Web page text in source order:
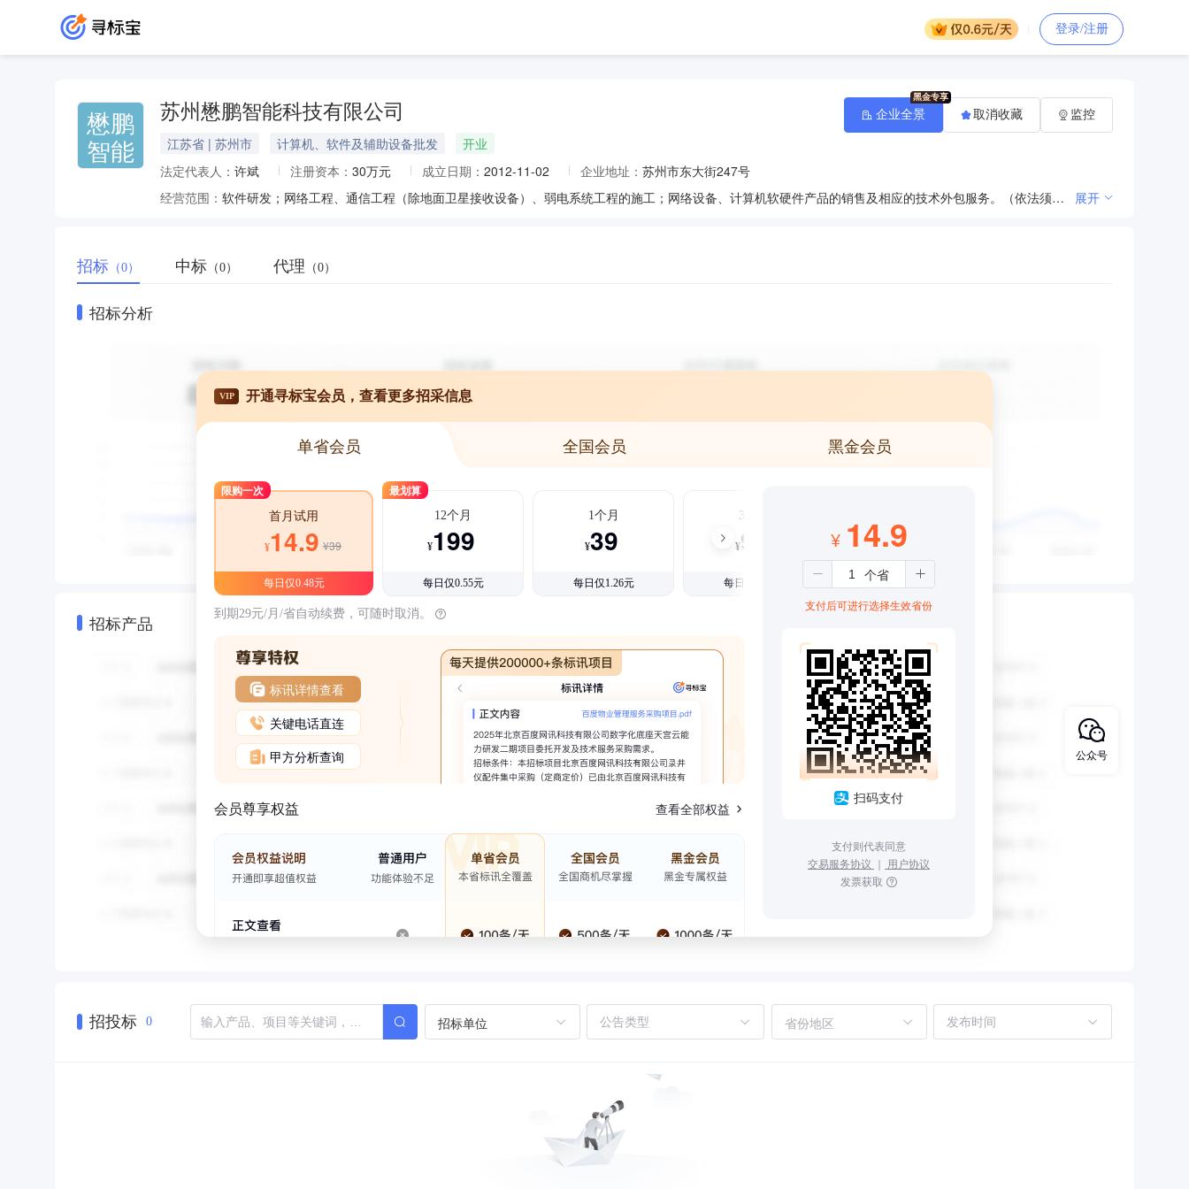
登录/注册
懋鹏
智能
苏州懋鹏智能科技有限公司
江苏省 | 苏州市 计算机、软件及辅助设备批发
开业
法定代表人： 许斌 注册资本： 30万元 成立日期： 2012-11-02 企业地址： 苏州市东大街247号
经营范围：
软件研发；网络工程、通信工程（除地面卫星接收设备）、弱电系统工程的施工；网络设备、计算机软硬件产品的销售及相应的技术外包服务。（依法须经批准的项目，经相关部门批准后方可开展经营活动） 展开
企业全景 取消收藏 监控
招标 （0） 中标 （0） 代理 （0）
招标分析
招标产品
VIP 开通寻标宝会员，查看更多招采信息
单省会员 全国会员 黑金会员
限购一次
首月试用
¥14.9 ¥39
每日仅0.48元
最划算
12个月
¥199
每日仅0.55元
1个月
¥39
每日仅1.26元
3个月
¥99
每日仅1.08元
到期29元/月/省自动续费，可随时取消。
标讯详情查看
关键电话直连
甲方分析查询
会员尊享权益 查看全部权益
¥ 14.9
支付后可进行选择生效省份
扫码支付
支付则代表同意
交易服务协议 ｜ 用户协议
发票获取
招投标 0 招标单位 省份地区
公众号